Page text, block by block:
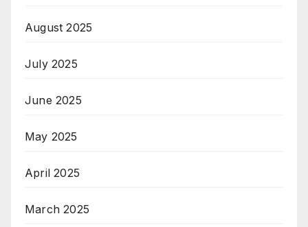
August 2025
July 2025
June 2025
May 2025
April 2025
March 2025